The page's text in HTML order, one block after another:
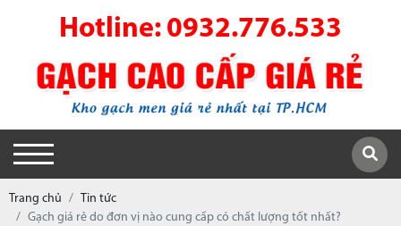
Hotline: 0932.776.533
Trang chủ
Tin tức
Gạch giá rẻ do đơn vị nào cung cấp có chất lượng tốt nhất?